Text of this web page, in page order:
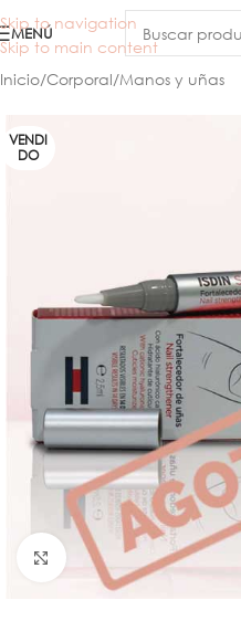
Skip to navigation
Skip to main content
MENÚ
Inicio/Corporal/Manos y uñas
VENDI
DO
Click para agrandar